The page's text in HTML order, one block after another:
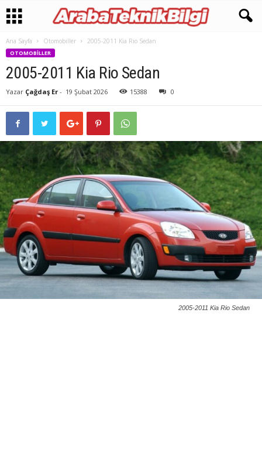
Ana Sayfa Otomobiller 2005-2011 Kia Rio Sedan
OTOMOBILLER
2005-2011 Kia Rio Sedan
Yazar Çağdaş Er - 19 Şubat 2026 15388 0
2005-2011 Kia Rio Sedan